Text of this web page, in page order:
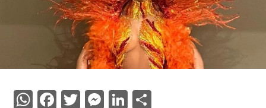
WhatsApp
Facebook
Twitter
Messenger
LinkedIn
Share